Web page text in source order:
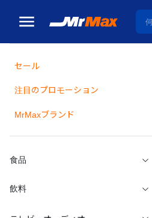
セール
注目のプロモーション
MrMaxブランド
食品
飲料